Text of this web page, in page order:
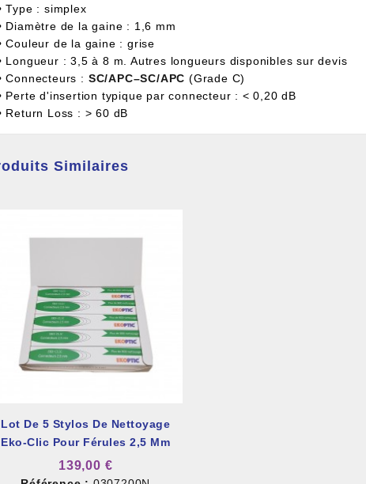
Type : simplex
Diamètre de la gaine : 1,6 mm
Couleur de la gaine : grise
Longueur : 3,5 à 8 m. Autres longueurs disponibles sur devis
Connecteurs : SC/APC–SC/APC (Grade C)
Perte d'insertion typique par connecteur : < 0,20 dB
Return Loss : > 60 dB
Similaires
Lot De 5 Stylos De Nettoyage
Eko-Clic Pour Férules 2,5 Mm
139,00 €